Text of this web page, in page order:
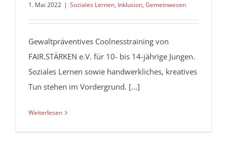
1. Mai 2022 | Soziales Lernen, Inklusion, Gemeinwesen
Gewaltpräventives Coolnesstraining von
FAIR.STÄRKEN e.V. für 10- bis 14-jährige Jungen.
Soziales Lernen sowie handwerkliches, kreatives
Tun stehen im Vordergrund. […]
Weiterlesen